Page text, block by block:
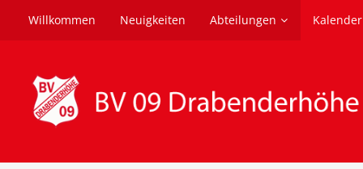
Willkommen Neuigkeiten Abteilungen Kalender